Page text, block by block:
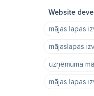
Website
mājas lapas
mājaslapas
uzņēmuma
mājas lapas